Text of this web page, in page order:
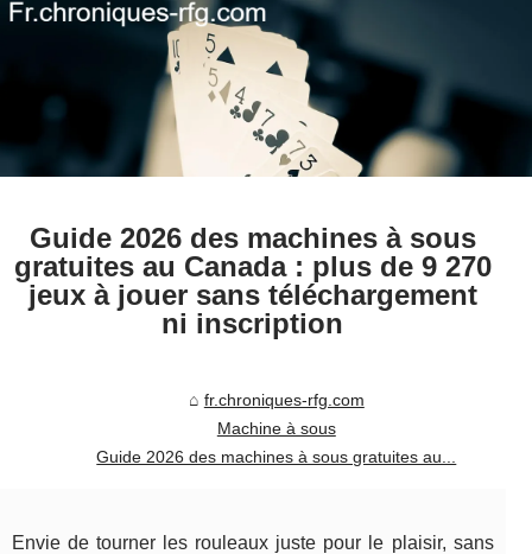
Guide 2026 des machines à sous
gratuites au Canada : plus de 9 270
jeux à jouer sans téléchargement
ni inscription
fr.chroniques-rfg.com
Machine à sous
Guide 2026 des machines à sous gratuites au...
Envie de tourner les rouleaux juste pour le plaisir, sans